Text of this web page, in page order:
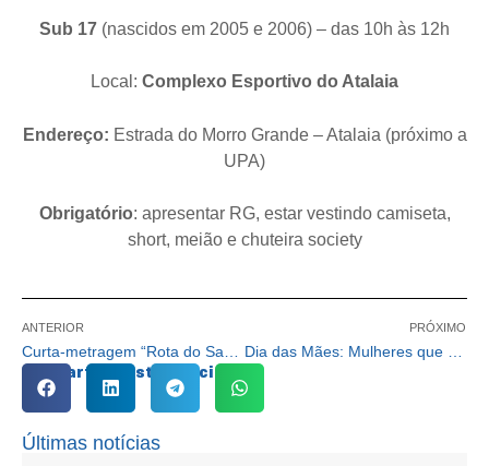
Sub 17 (nascidos em 2005 e 2006) – das 10h às 12h
Local: Complexo Esportivo do Atalaia
Endereço: Estrada do Morro Grande – Atalaia (próximo a
UPA)
Obrigatório: apresentar RG, estar vestindo camiseta,
short, meião e chuteira society
ANTERIOR PRÓXIMO
Compartilhe esta notícia:
Últimas notícias